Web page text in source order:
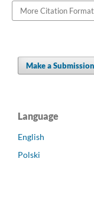
More Citation
Make a Submission
Language
English
Polski